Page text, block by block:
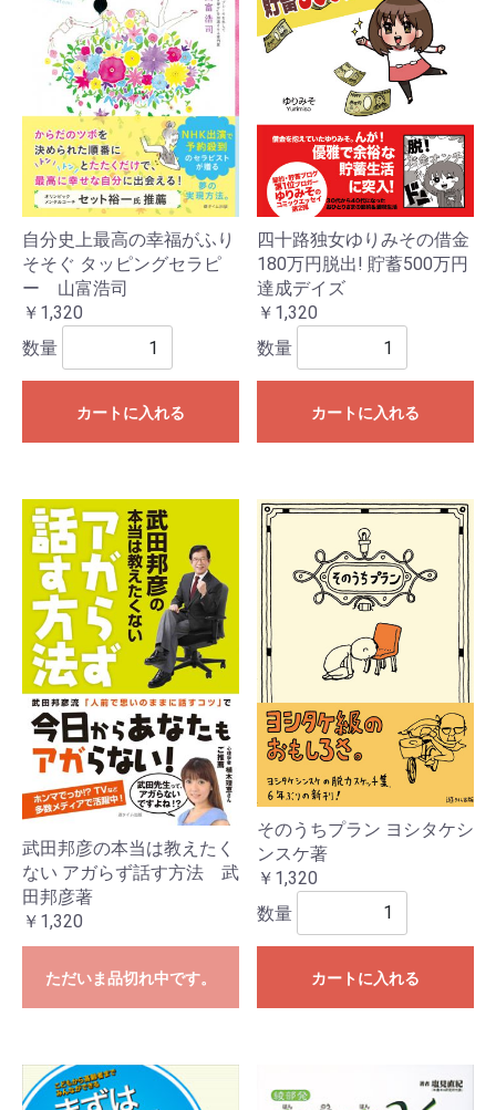
自分史上最高の幸福がふり
そそぐ タッピングセラピ
ー 山富浩司
￥1,320
数量
カートに入れる
四十路独女ゆりみその借金
180万円脱出! 貯蓄500万円
達成デイズ
￥1,320
数量
カートに入れる
武田邦彦の本当は教えたく
ない アガらず話す方法 武
田邦彦著
￥1,320
ただいま品切れ中です。
そのうちプラン ヨシタケシ
ンスケ著
￥1,320
数量
カートに入れる